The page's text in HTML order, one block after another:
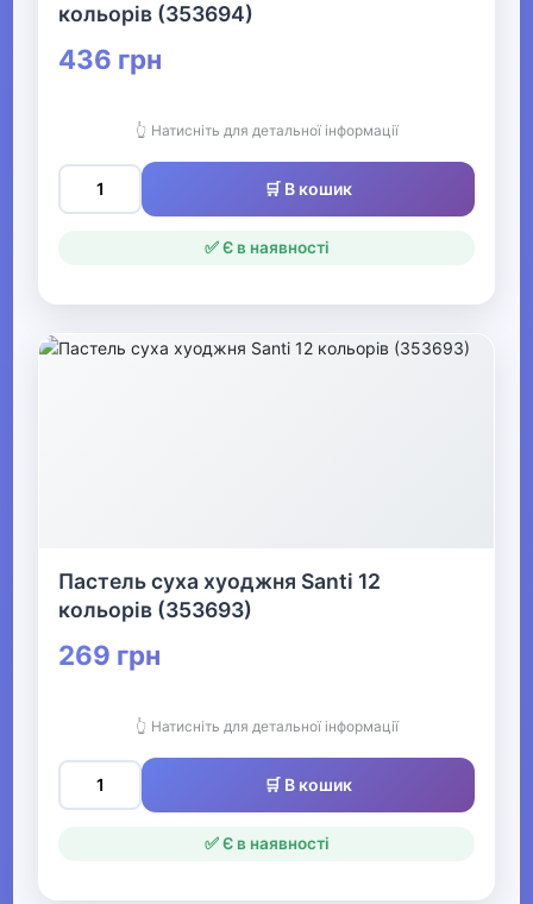
кольорів (353694)
436 грн
👆 Натисніть для детальної інформації
🛒 В кошик
✅ Є в наявності
Пастель суха хуоджня Santi 12
кольорів (353693)
269 грн
👆 Натисніть для детальної інформації
🛒 В кошик
✅ Є в наявності